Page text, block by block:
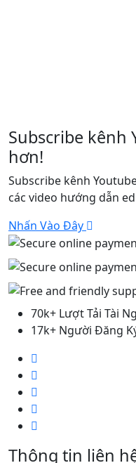
Subscribe kênh
hơn!
Subscribe kênh
các video hướng dẫn
Nhấn Vào Đây
70k+ Lượt Tải Tài
17k+ Người Đăng
Thông tin liên